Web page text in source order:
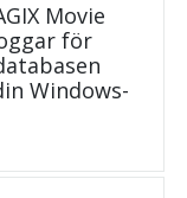
Movie
för
Windows-